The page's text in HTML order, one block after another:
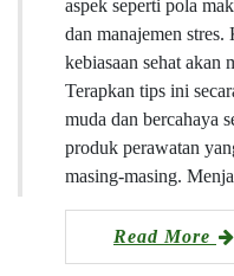
aspek seperti pola
dan manajemen
kebiasaan sehat akan
Terapkan tips ini
muda dan bercahaya
produk perawatan
masing-masing.
Read More